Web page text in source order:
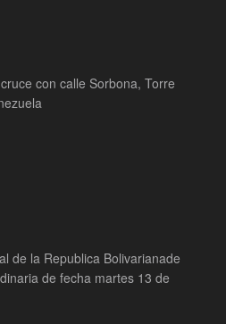
con calle Sorbona, Torre
de la Republica Bolivarianade
de fecha martes 13 de